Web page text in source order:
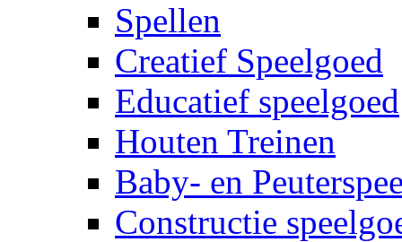
Spellen
Creatief Speelgoed
Educatief speelgoed
Houten Treinen
Baby- en
Constructie